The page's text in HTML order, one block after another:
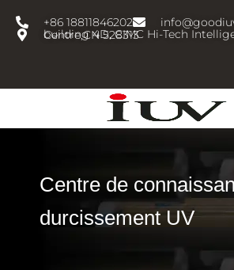
+86 18811846202
building 4D, CIMC Hi-Tech Intelligent Manufacturing Centre,CN 528313
Centre de
durcissement UV